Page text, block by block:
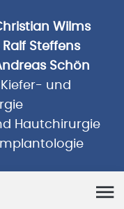
Wilms
Steffens
Schön
und
Hautchirurgie